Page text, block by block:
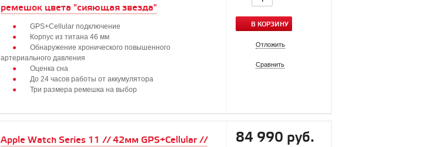
ремешок цвета "сияющая звезда"
GPS+Cellular подключение
Корпус из титана 46 мм
Обнаружение хронического повышенного
артериального давления
Оценка сна
До 24 часов работы от аккумулятора
Три размера ремешка на выбор
В КОРЗИНУ
Отложить
Сравнить
Apple Watch Series 11 // 42мм GPS+Cellular //
84 990 руб.